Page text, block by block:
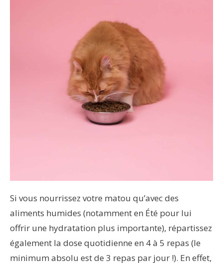
Si vous nourrissez votre matou qu’avec des
aliments humides (notamment en Été pour lui
offrir une hydratation plus importante), répartissez
également la dose quotidienne en 4 à 5 repas (le
minimum absolu est de 3 repas par jour !). En effet,